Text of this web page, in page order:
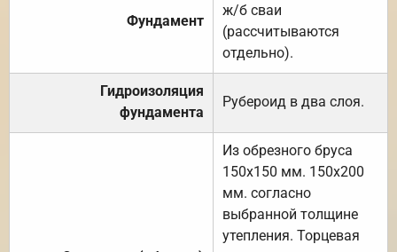
Фундамент
ж/б сваи
(рассчитываются
отдельно).
Гидроизоляция
фундамента
Рубероид в два слоя.
Из обрезного бруса
150х150 мм. 150х200
мм. согласно
выбранной толщине
утепления. Торцевая